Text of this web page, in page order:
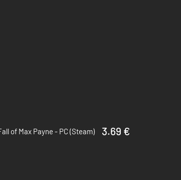
à mort au paradis, Pack Souvenirs
boîte de pilules, Avatar Max Payne 1.
of Max Payne - PC (Steam)
3.69 €